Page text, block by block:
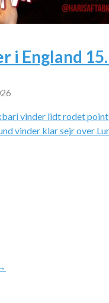
i England
vinder lidt rodet
vinder klar sejr over